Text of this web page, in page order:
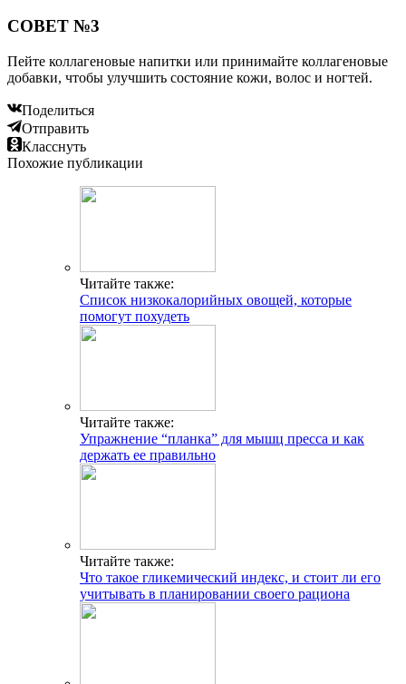
СОВЕТ №3
Пейте коллагеновые напитки или принимайте коллагеновые
добавки, чтобы улучшить состояние кожи, волос и ногтей.
Поделиться
Отправить
Класснуть
Похожие публикации
Читайте также:
Список низкокалорийных овощей, которые
помогут похудеть
Читайте также:
Упражнение “планка” для мышц пресса и как
держать ее правильно
Читайте также:
Что такое гликемический индекс, и стоит ли его
учитывать в планировании своего рациона